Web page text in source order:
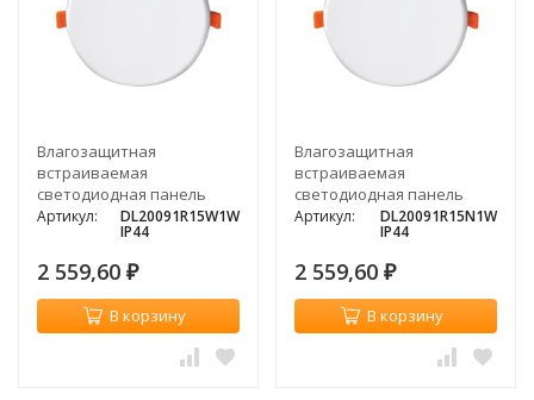
Влагозащитная
встраиваемая
светодиодная панель
Donolux DEPO, 15Вт, 3000K
Артикул: DL20091R15W1W
IP44
2 559,60 ₽
В корзину
Влагозащитная
встраиваемая
светодиодная панель
Donolux DEPO, 15Вт, 4000K
Артикул: DL20091R15N1W
IP44
2 559,60 ₽
В корзину